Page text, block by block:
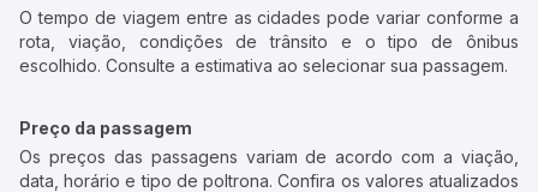
O tempo de viagem entre as cidades pode variar conforme a
rota, viação, condições de trânsito e o tipo de ônibus
escolhido. Consulte a estimativa ao selecionar sua passagem.
Preço da passagem
Os preços das passagens variam de acordo com a viação,
data, horário e tipo de poltrona. Confira os valores atualizados